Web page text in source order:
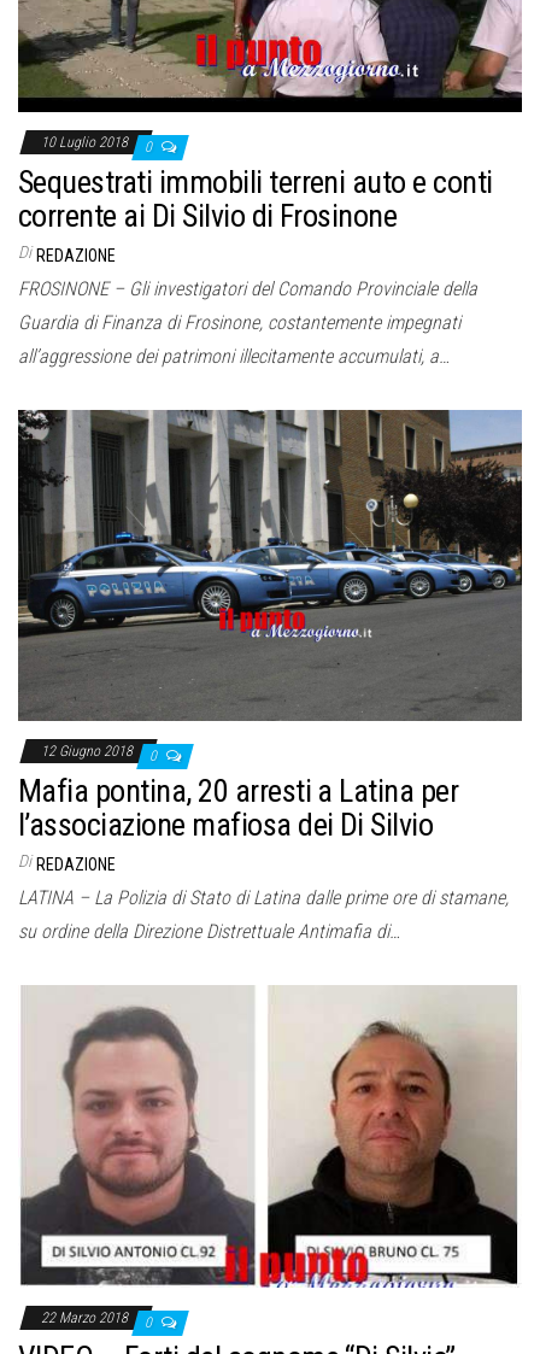
10 Luglio 2018 0
Sequestrati immobili terreni auto e conti
corrente ai Di Silvio di Frosinone
Di REDAZIONE
FROSINONE – Gli investigatori del Comando Provinciale della
Guardia di Finanza di Frosinone, costantemente impegnati
all’aggressione dei patrimoni illecitamente accumulati, a…
12 Giugno 2018 0
Mafia pontina, 20 arresti a Latina per
l’associazione mafiosa dei Di Silvio
Di REDAZIONE
LATINA – La Polizia di Stato di Latina dalle prime ore di stamane,
su ordine della Direzione Distrettuale Antimafia di…
22 Marzo 2018 0